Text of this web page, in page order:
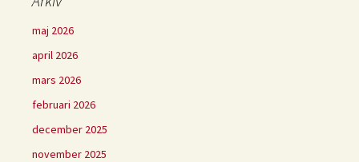
maj 2026
april 2026
mars 2026
februari 2026
december 2025
november 2025